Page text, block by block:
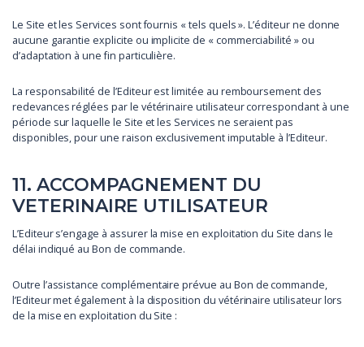
Le Site et les Services sont fournis « tels quels ». L’éditeur ne donne
aucune garantie explicite ou implicite de « commerciabilité » ou
d’adaptation à une fin particulière.
La responsabilité de l’Editeur est limitée au remboursement des
redevances réglées par le vétérinaire utilisateur correspondant à une
période sur laquelle le Site et les Services ne seraient pas
disponibles, pour une raison exclusivement imputable à l’Editeur.
11. ACCOMPAGNEMENT DU
VETERINAIRE UTILISATEUR
L’Editeur s’engage à assurer la mise en exploitation du Site dans le
délai indiqué au Bon de commande.
Outre l’assistance complémentaire prévue au Bon de commande,
l’Editeur met également à la disposition du vétérinaire utilisateur lors
de la mise en exploitation du Site :